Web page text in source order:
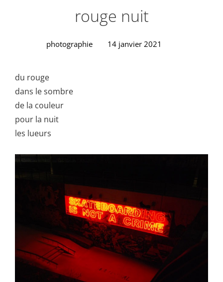
rouge nuit
photographie 14 janvier 2021
du rouge
dans le sombre
de la couleur
pour la nuit
les lueurs